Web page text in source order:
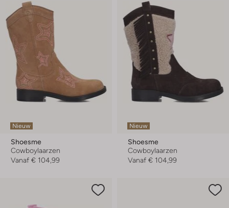
Nieuw
Shoesme
Cowboylaarzen
Vanaf € 104,99
Nieuw
Shoesme
Cowboylaarzen
Vanaf € 104,99